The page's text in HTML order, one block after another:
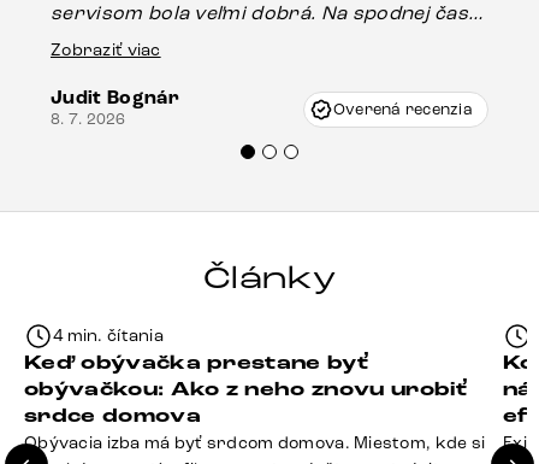
servisom bola veľmi dobrá. Na spodnej časti
stola bolo malé poškodenie, pravdepodobne
Vincze pri riešení mojej záležitosti pristúpili
veľmi korektne. Odporúčam produkty Delife
Zobraziť viac
Judit Bognár
8. 7. 2026 Overená recenzia
Články
4 min. čítania
Keď obývačka prestane byť
obývačkou: Ako z neho znovu urobiť
srdce domova
Obývacia izba má byť srdcom domova. Miestom, kde si